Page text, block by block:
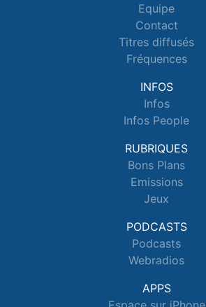
Equipe
Contact
Titres diffusés
Fréquences
INFOS
Infos
Infos People
RUBRIQUES
Bons Plans
Emissions
Jeux
PODCASTS
Podcasts
Webradios
APPS